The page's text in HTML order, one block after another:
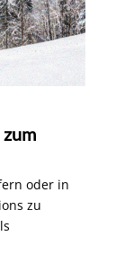
oder in
zu